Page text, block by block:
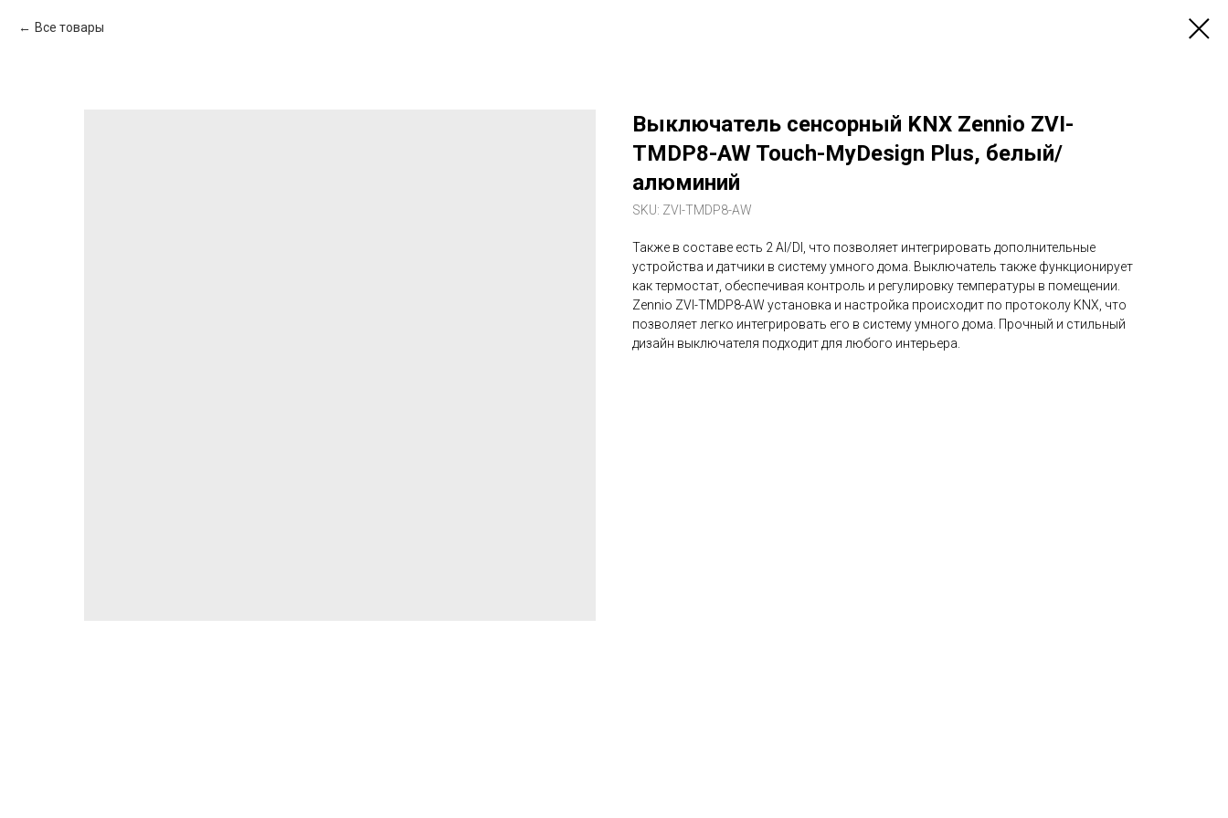
Все товары
Выключатель сенсорный KNX Zennio ZVI-
TMDP8-AW Touch-MyDesign Plus, белый/
алюминий
SKU: ZVI-TMDP8-AW
Также в составе есть 2 AI/DI, что позволяет интегрировать дополнительные
устройства и датчики в систему умного дома. Выключатель также функционирует
как термостат, обеспечивая контроль и регулировку температуры в помещении.
Zennio ZVI-TMDP8-AW установка и настройка происходит по протоколу KNX, что
позволяет легко интегрировать его в систему умного дома. Прочный и стильный
дизайн выключателя подходит для любого интерьера.